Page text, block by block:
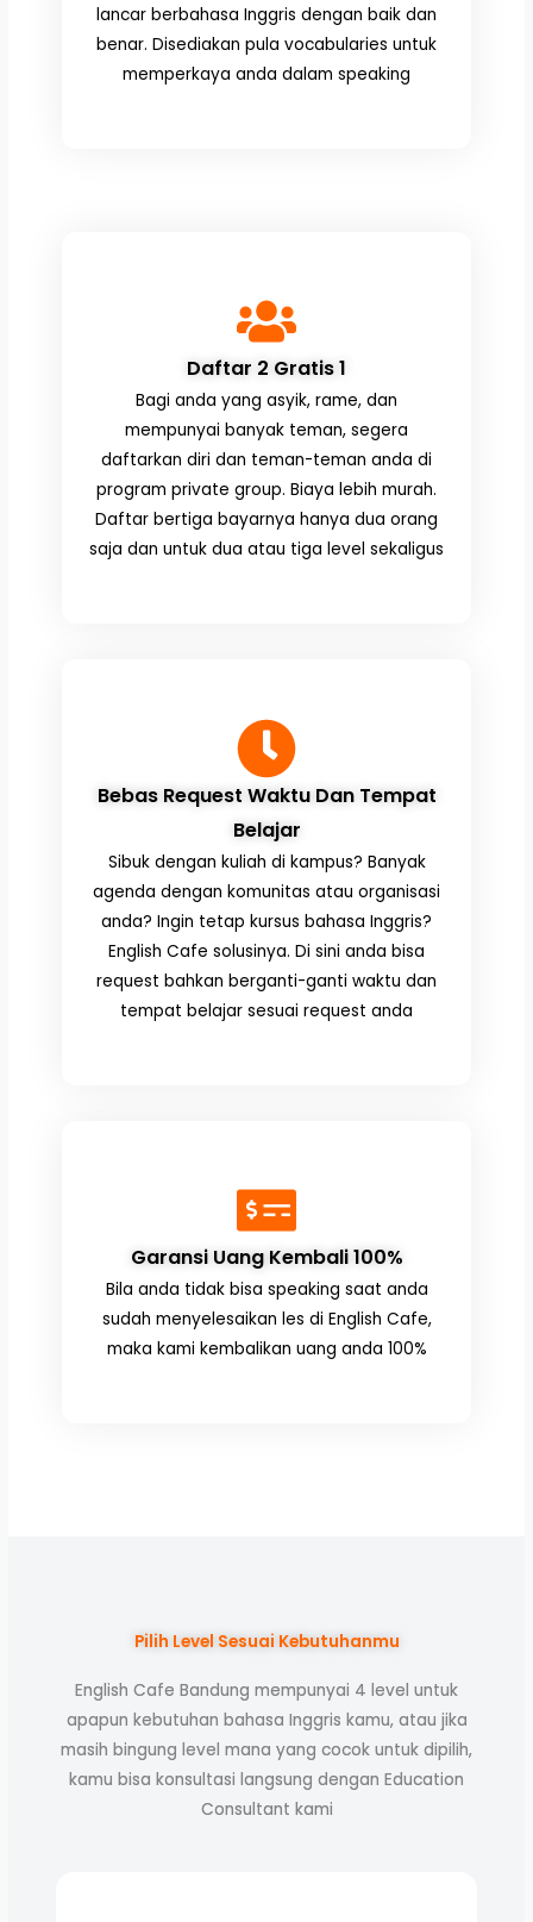
lancar berbahasa Inggris dengan baik dan
benar. Disediakan pula vocabularies untuk
memperkaya anda dalam speaking
Daftar 2 Gratis 1
Bagi anda yang asyik, rame, dan
mempunyai banyak teman, segera
daftarkan diri dan teman-teman anda di
program private group. Biaya lebih murah.
Daftar bertiga bayarnya hanya dua orang
saja dan untuk dua atau tiga level sekaligus
Bebas Request Waktu Dan Tempat
Belajar
Sibuk dengan kuliah di kampus? Banyak
agenda dengan komunitas atau organisasi
anda? Ingin tetap kursus bahasa Inggris?
English Cafe solusinya. Di sini anda bisa
request bahkan berganti-ganti waktu dan
tempat belajar sesuai request anda
Garansi Uang Kembali 100%
Bila anda tidak bisa speaking saat anda
sudah menyelesaikan les di English Cafe,
maka kami kembalikan uang anda 100%
Pilih Level Sesuai Kebutuhanmu
English Cafe Bandung mempunyai 4 level untuk
apapun kebutuhan bahasa Inggris kamu, atau jika
masih bingung level mana yang cocok untuk dipilih,
kamu bisa konsultasi langsung dengan Education
Consultant kami